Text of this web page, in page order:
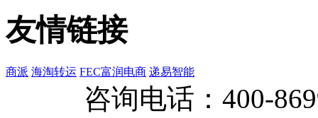
友情链接
商派 海淘转运 FEC富润电商 递易智能
咨询电话： 400-